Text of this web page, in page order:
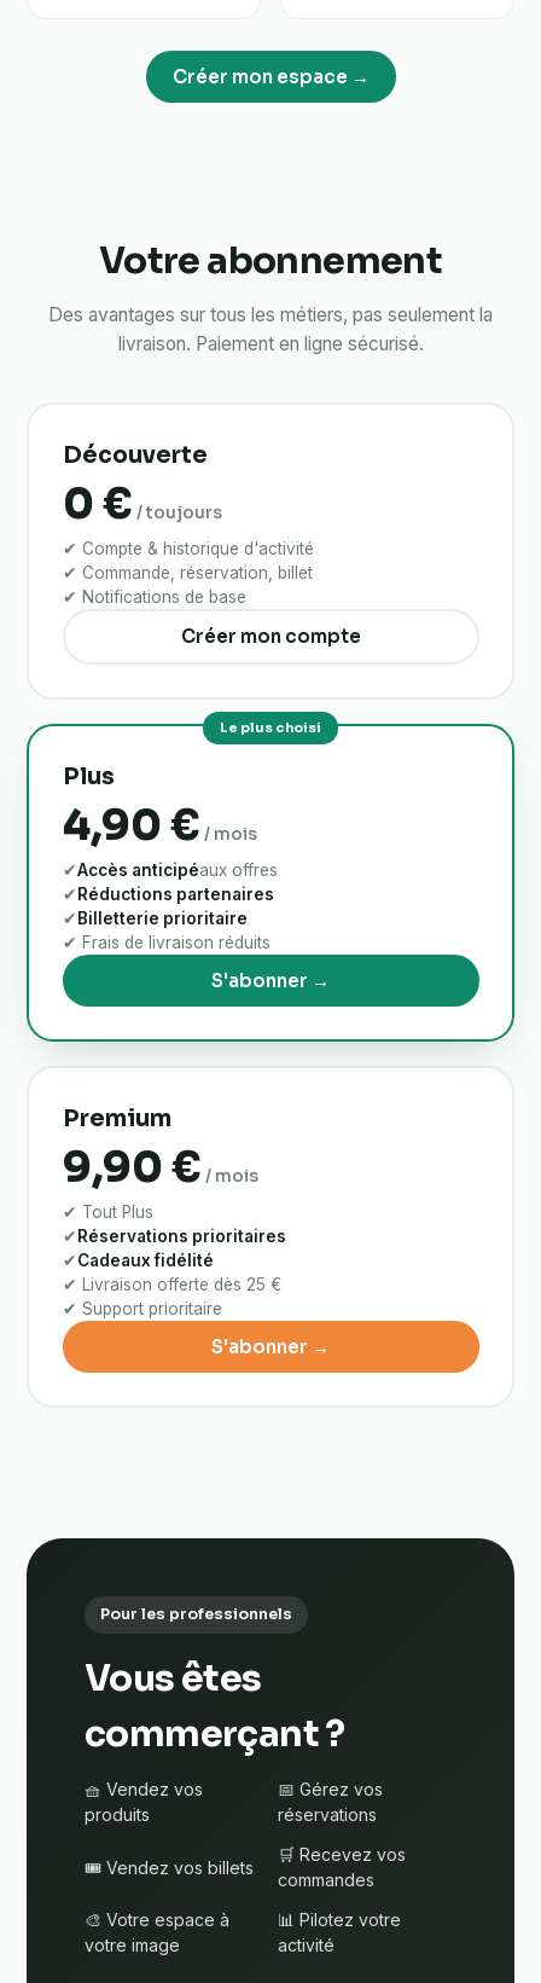
Créer mon espace →
Votre abonnement
Des avantages sur tous les métiers, pas seulement la
livraison. Paiement en ligne sécurisé.
Découverte
0 € / toujours
✔ Compte & historique d'activité
✔ Commande, réservation, billet
✔ Notifications de base
Créer mon compte
Plus
4,90 € / mois
✔Accès anticipéaux offres
✔Réductions partenaires
✔Billetterie prioritaire
✔ Frais de livraison réduits
S'abonner →
Premium
9,90 € / mois
✔ Tout Plus
✔Réservations prioritaires
✔Cadeaux fidélité
✔ Livraison offerte dès 25 €
✔ Support prioritaire
S'abonner →
Pour les professionnels
Vous êtes
commerçant ?
🧺 Vendez vos
produits
📅 Gérez vos
réservations
🎟️ Vendez vos billets
🛒 Recevez vos
commandes
🎨 Votre espace à
votre image
📊 Pilotez votre
activité